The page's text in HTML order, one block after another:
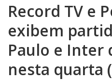
Record TV e
exibem
Paulo e Inter
nesta quarta